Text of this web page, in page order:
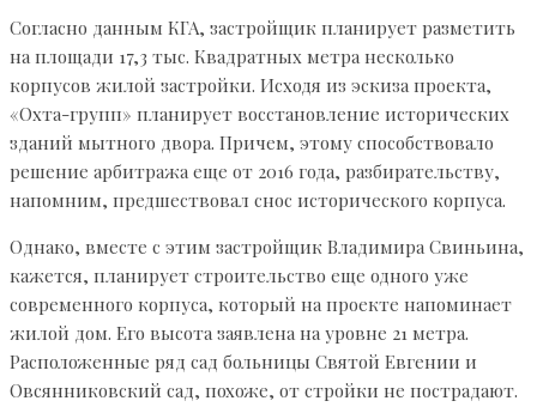
Согласно данным КГА, застройщик планирует разметить
на площади 17,3 тыс. Квадратных метра несколько
корпусов жилой застройки. Исходя из эскиза проекта,
«Охта-групп» планирует восстановление исторических
зданий мытного двора. Причем, этому способствовало
решение арбитража еще от 2016 года, разбирательству,
напомним, предшествовал снос исторического корпуса.
Однако, вместе с этим застройщик Владимира Свиньина,
кажется, планирует строительство еще одного уже
современного корпуса, который на проекте напоминает
жилой дом. Его высота заявлена на уровне 21 метра.
Расположенные ряд сад больницы Святой Евгении и
Овсянниковский сад, похоже, от стройки не пострадают.